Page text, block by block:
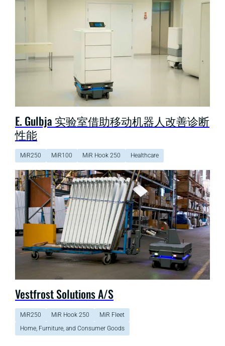
E. Gulbja 实验室借助移动机器人改善诊断
性能
MiR250 MiR100 MiR Hook 250 Healthcare
Vestfrost Solutions A/S
MiR250 MiR Hook 250
MiR Fleet
Home, Furniture, and Consumer Goods